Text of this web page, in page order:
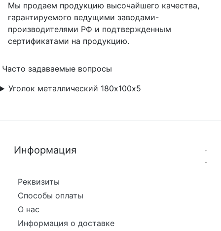
Мы продаем продукцию высочайшего качества,
гарантируемого ведущими заводами-
производителями РФ и подтвержденным
сертификатами на продукцию.
Часто задаваемые вопросы
Уголок металлический 180х100х5
Информация
Реквизиты
Способы оплаты
О нас
Информация о доставке